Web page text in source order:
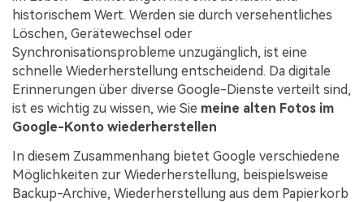
historischem Wert. Werden sie durch versehentliches
Löschen, Gerätewechsel oder
Synchronisationsprobleme unzugänglich, ist eine
schnelle Wiederherstellung entscheidend. Da digitale
Erinnerungen über diverse Google-Dienste verteilt sind,
ist es wichtig zu wissen, wie Sie meine alten Fotos im
Google-Konto wiederherstellen
In diesem Zusammenhang bietet Google verschiedene
Möglichkeiten zur Wiederherstellung, beispielsweise
Backup-Archive, Wiederherstellung aus dem Papierkorb